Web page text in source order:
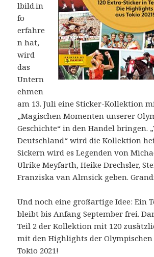
lbild.in
fo
erfahre
n hat,
wird
das
Untern
ehmen
am 13. Juli eine Sticker-Kollektion
„Magischen Momenten unserer
Geschichte“ in den Handel bringen.
Deutschland“ wird die Kollektion
Sickern wird es Legenden von
Ulrike Meyfarth, Heike Drechsler,
Franziska van Almsick geben.
Und noch eine großartige Idee: Ein
bleibt bis Anfang September frei.
Teil 2 der Kollektion mit 120
mit den Highlights der Olympischen
Tokio 2021!